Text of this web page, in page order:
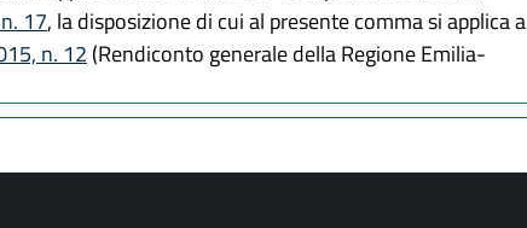
17, la disposizione di cui al presente comma si applica a
n. 12 (Rendiconto generale della Regione Emilia-